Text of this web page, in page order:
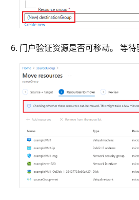
门户验证资源是否可移动。 等待